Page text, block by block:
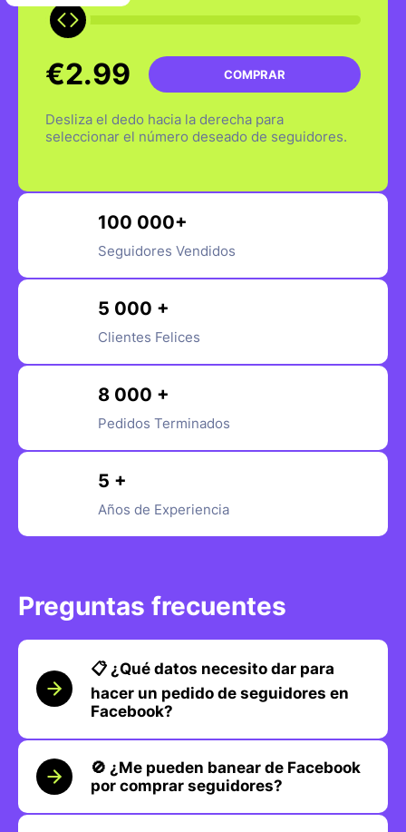
€2.99 COMPRAR
Desliza el dedo hacia la derecha para
seleccionar el número deseado de seguidores.
100 000+
Seguidores Vendidos
5 000 +
Clientes Felices
8 000 +
Pedidos Terminados
5 +
Años de Experiencia
Preguntas frecuentes
📋 ¿Qué datos necesito dar para
hacer un pedido de seguidores en
Facebook?
🚫 ¿Me pueden banear de Facebook
por comprar seguidores?